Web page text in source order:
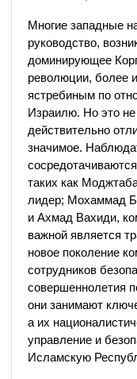
Многие западные
руководство,
доминирующее
революции, более
ястребиным по
Израилю. Но это не
действительно
значимое.
таких как
лидер; Мохаммад
и Ахмад Вахиди,
важной является
новое поколение
сотрудников
совершеннолетия
они занимают
а их
управление и
Исламскую